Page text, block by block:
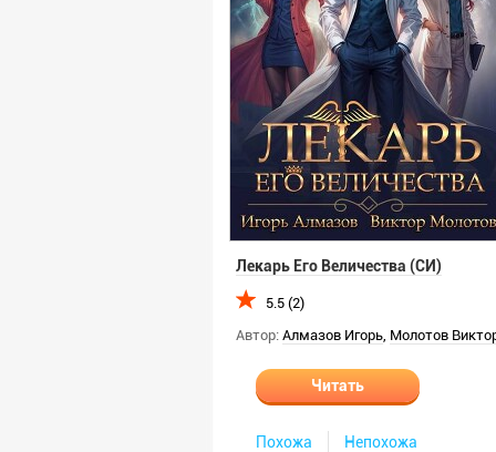
Лекарь Его Величества (СИ)
5.5 (2)
Автор: Алмазов Игорь, Молотов
Читать
Похожа Непохожа